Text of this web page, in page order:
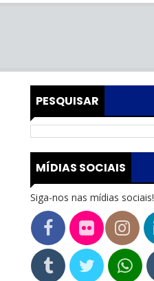
PESQUISAR
MÍDIAS SOCIAIS
Siga-nos nas mídias sociais!